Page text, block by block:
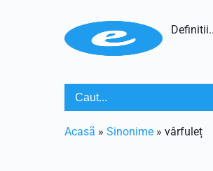
Acasã » Sinonime » vârfuleț